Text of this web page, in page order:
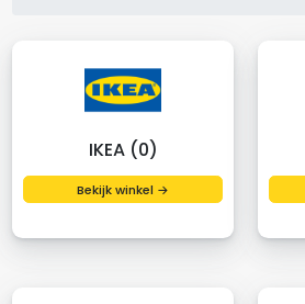
IKEA (0)
Bekijk winkel →